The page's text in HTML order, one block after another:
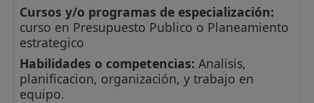
Cursos y/o programas de especialización:
curso en Presupuesto Publico o Planeamiento
estrategico
Habilidades o competencias: Analisis,
planificacion, organización, y trabajo en
equipo.